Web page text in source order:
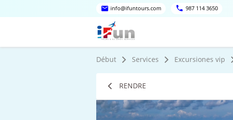
info@ifuntours.com 987 114 3650
Début Services Excursiones vip
RENDRE